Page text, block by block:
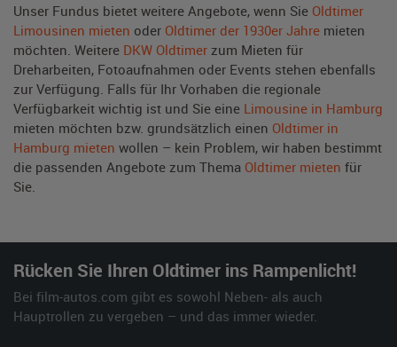
Unser Fundus bietet weitere Angebote, wenn Sie Oldtimer
Limousinen mieten oder Oldtimer der 1930er Jahre mieten
möchten. Weitere DKW Oldtimer zum Mieten für
Dreharbeiten, Fotoaufnahmen oder Events stehen ebenfalls
zur Verfügung. Falls für Ihr Vorhaben die regionale
Verfügbarkeit wichtig ist und Sie eine Limousine in Hamburg
mieten möchten bzw. grundsätzlich einen Oldtimer in
Hamburg mieten wollen – kein Problem, wir haben bestimmt
die passenden Angebote zum Thema Oldtimer mieten für
Sie.
Rücken Sie Ihren Oldtimer ins Rampenlicht!
Bei film-autos.com gibt es sowohl Neben- als auch
Hauptrollen zu vergeben – und das immer wieder.